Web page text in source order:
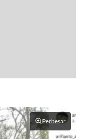
Perbesar